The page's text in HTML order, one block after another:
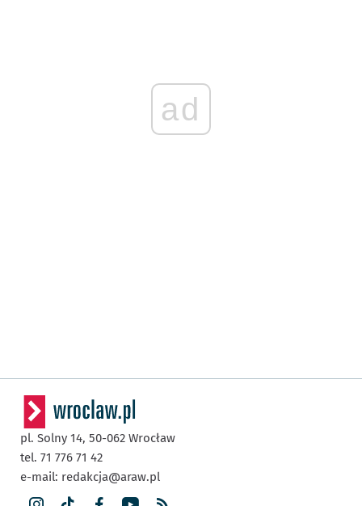
ad
pl. Solny 14, 50-062 Wrocław
tel. 71 776 71 42
e-mail: redakcja@araw.pl